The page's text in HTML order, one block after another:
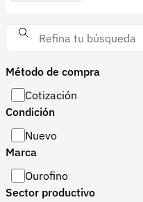
Método de compra
Cotización
Condición
Nuevo
Marca
Ourofino
Sector productivo